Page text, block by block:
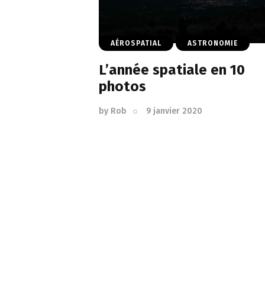
AÉROSPATIAL ASTRONOMIE
L’année spatiale en 10
photos
by Rob 9 janvier 2020